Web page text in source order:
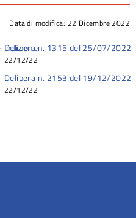
Data di modifica: 22 Dicembre 2022
Delibera n. 1315 del 25/07/2022
22/12/22
Delibera n. 2153 del 19/12/2022
22/12/22